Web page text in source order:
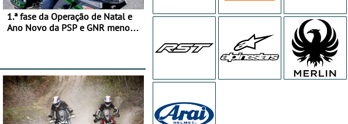
1.ª fase da Operação de Natal e
Ano Novo da PSP e GNR menos